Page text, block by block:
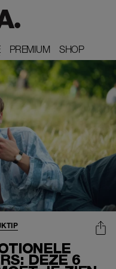
PREMIUM
PREMIUM SHOP
SHOP
DEZE 6